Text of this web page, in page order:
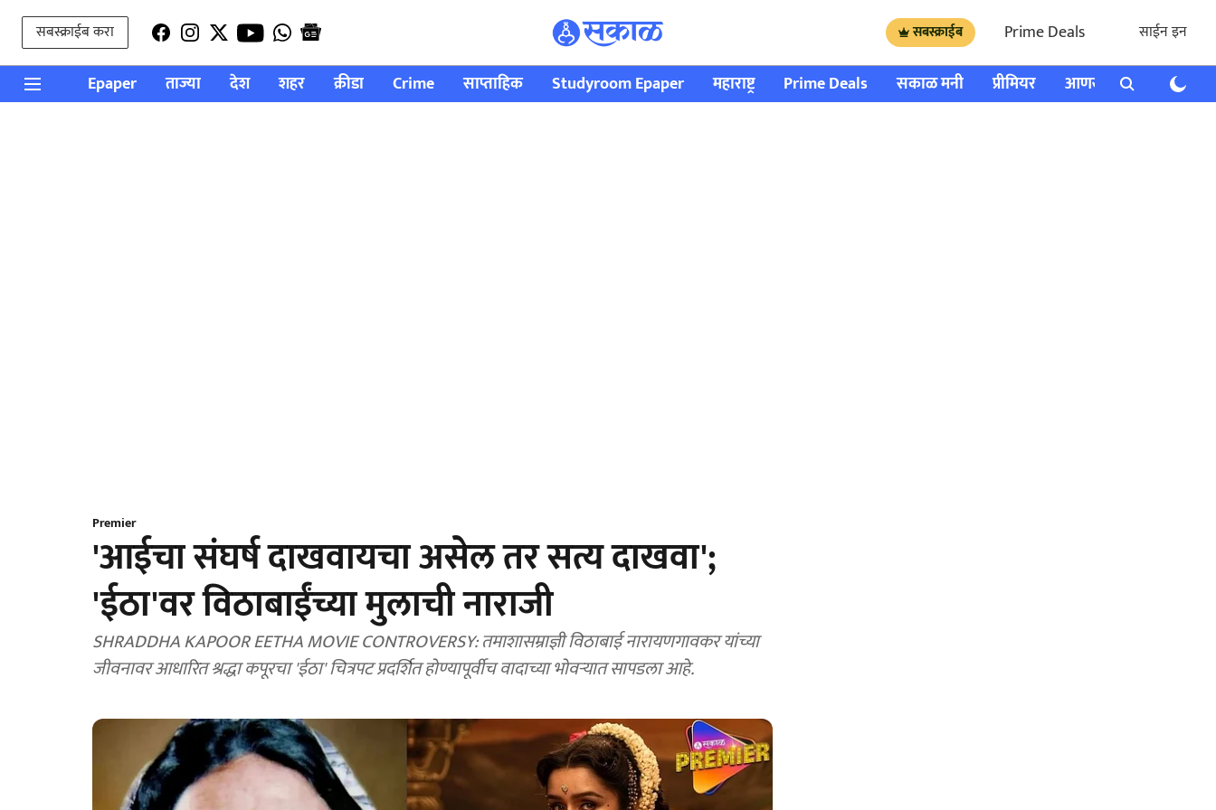
सबस्क्राईब करा सबस्क्राईब Prime Deals साईन इन
Epaper ताज्या देश शहर क्रीडा Crime साप्ताहिक Studyroom Epaper महाराष्ट्र Prime Deals सकाळ मनी प्रीमियर आणखी राशी भविष्य
Premier
'आईचा संघर्ष दाखवायचा असेल तर सत्य दाखवा';
'ईठा'वर विठाबाईंच्या मुलाची नाराजी
SHRADDHA KAPOOR EETHA MOVIE CONTROVERSY: तमाशासम्राज्ञी विठाबाई नारायणगावकर यांच्या
जीवनावर आधारित श्रद्धा कपूरचा 'ईठा' चित्रपट प्रदर्शित होण्यापूर्वीच वादाच्या भोवऱ्यात सापडला आहे.